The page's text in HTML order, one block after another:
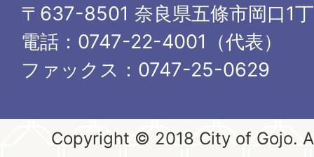
〒637-8501 奈良県五條市岡口1
電話：0747-22-4001（代表）
ファックス：0747-25-0629
Copyright © 2018 City of Gojo.